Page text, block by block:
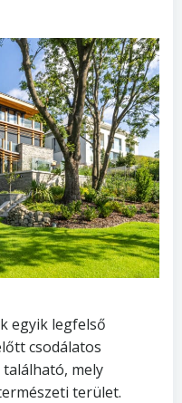
egyik legfelső
csodálatos
mely
terület.